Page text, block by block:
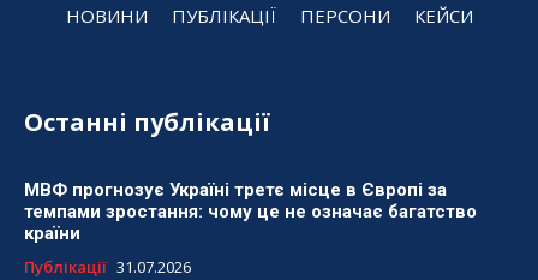
НОВИНИ ПУБЛІКАЦІЇ ПЕРСОНИ КЕЙСИ
Останні публікації
МВФ прогнозує Україні третє місце в Європі за
темпами зростання: чому це не означає багатство
країни
Публікації 31.07.2026